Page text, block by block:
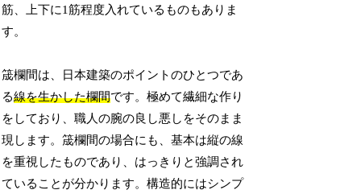
筋、上下に1筋程度入れているものもありま
す。
筬欄間は、日本建築のポイントのひとつであ
る線を生かした欄間です。極めて繊細な作り
をしており、職人の腕の良し悪しをそのまま
現します。筬欄間の場合にも、基本は縦の線
を重視したものであり、はっきりと強調され
ていることが分かります。構造的にはシンプ